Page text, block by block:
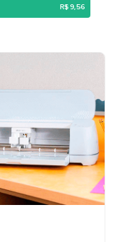
R$ 9,56